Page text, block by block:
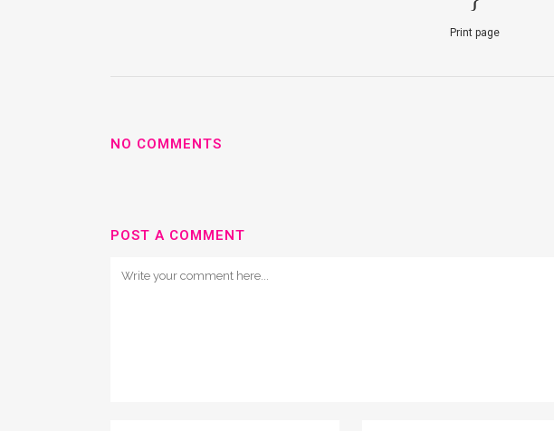
Print page
NO COMMENTS
POST A COMMENT